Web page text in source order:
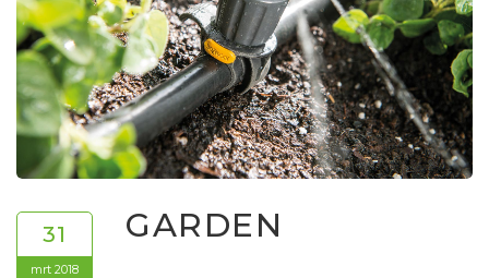
31
mrt 2018
GARDEN